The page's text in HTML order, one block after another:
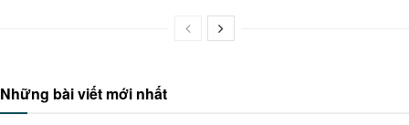
Những bài viết mới nhất